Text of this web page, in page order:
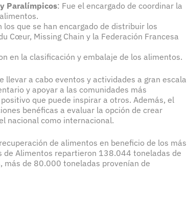
Paralímpicos: Fue el encargado de coordinar la
los que se han encargado de distribuir los
Cœur, Missing Chain y la Federación Francesa
en la clasificación y embalaje de los alimentos.
llevar a cabo eventos y actividades a gran escala
y apoyar a las comunidades más
que puede inspirar a otros. Además, el
benéficas a evaluar la opción de crear
nacional como internacional.
de alimentos en beneficio de los más
de Alimentos repartieron 138.044 toneladas de
de 80.000 toneladas provenían de